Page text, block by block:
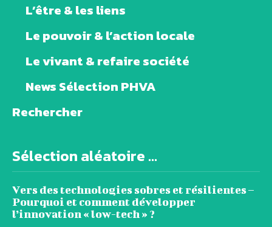
L’être & les liens
Le pouvoir & l’action locale
Le vivant & refaire société
News Sélection PHVA
Rechercher
Sélection aléatoire ...
Vers des technologies sobres et résilientes –
Pourquoi et comment développer
l’innovation « low-tech » ?